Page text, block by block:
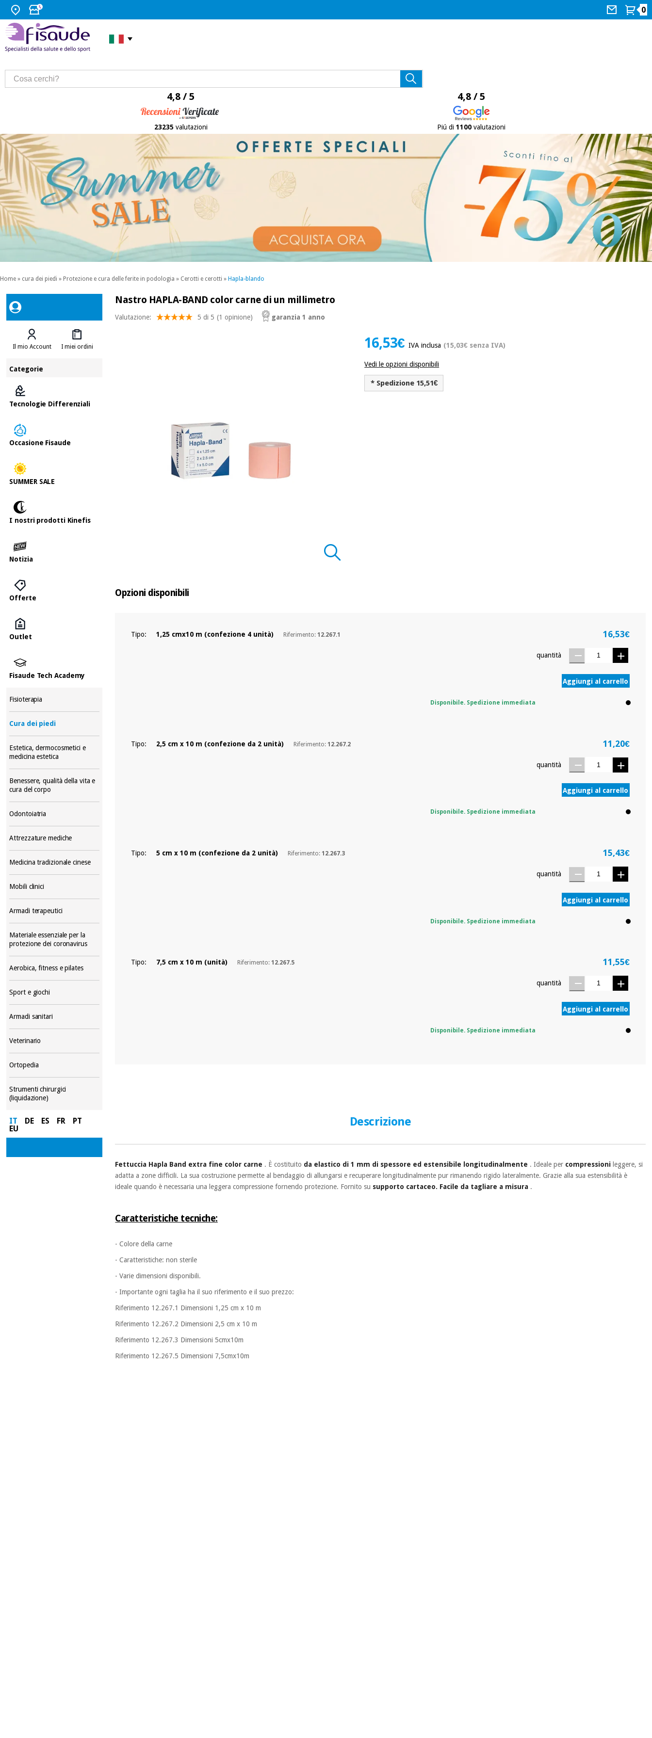
0
4,8 / 5
23235 valutazioni
4,8 / 5
Piú di 1100valutazioni
Home » cura dei piedi » Protezione e cura delle ferite in podologia » Cerotti e cerotti » Hapla-blando
Il mio Account I miei ordini
Categorie
Tecnologie Differenziali
Occasione Fisaude
SUMMER SALE
I nostri prodotti Kinefis
Notizia
Offerte
Outlet
Fisaude Tech Academy
Fisioterapia
Cura dei piedi
Estetica, dermocosmetici e
medicina estetica
Benessere, qualità della vita e
cura del corpo
Odontoiatria
Attrezzature mediche
Medicina tradizionale cinese
Mobili clinici
Armadi terapeutici
Materiale essenziale per la
protezione dei coronavirus
Aerobica, fitness e pilates
Sport e giochi
Armadi sanitari
Veterinario
Ortopedia
Strumenti chirurgici
(liquidazione)
IT DE ES FR
PT
EU
Nastro HAPLA-BAND color carne di un millimetro
Valutazione: 5 di 5 (1 opinione) garanzia 1 anno
16,53€IVA inclusa (15,03€ senza IVA)
Vedi le opzioni disponibili
* Spedizione 15,51€
Opzioni disponibili
Tipo: 1,25 cmx10 m (confezione 4 unità) Riferimento:12.267.1 16,53€
quantità
Aggiungi al carrello
Disponibile. Spedizione immediata
Tipo: 2,5 cm x 10 m (confezione da 2 unità) Riferimento:12.267.2 11,20€
quantità
Aggiungi al carrello
Disponibile. Spedizione immediata
Tipo: 5 cm x 10 m (confezione da 2 unità) Riferimento:12.267.3 15,43€
quantità
Aggiungi al carrello
Disponibile. Spedizione immediata
Tipo: 7,5 cm x 10 m (unità) Riferimento:12.267.5 11,55€
quantità
Aggiungi al carrello
Disponibile. Spedizione immediata
Descrizione
Fettuccia Hapla Band extra fine color carne . È costituito da elastico di 1 mm di spessore ed estensibile longitudinalmente . Ideale per compressioni leggere, si
adatta a zone difficili. La sua costruzione permette al bendaggio di allungarsi e recuperare longitudinalmente pur rimanendo rigido lateralmente. Grazie alla sua estensibilità è
ideale quando è necessaria una leggera compressione fornendo protezione. Fornito su supporto cartaceo. Facile da tagliare a misura .
Caratteristiche tecniche:
- Colore della carne
- Caratteristiche: non sterile
- Varie dimensioni disponibili.
- Importante ogni taglia ha il suo riferimento e il suo prezzo:
Riferimento 12.267.1 Dimensioni 1,25 cm x 10 m
Riferimento 12.267.2 Dimensioni 2,5 cm x 10 m
Riferimento 12.267.3 Dimensioni 5cmx10m
Riferimento 12.267.5 Dimensioni 7,5cmx10m